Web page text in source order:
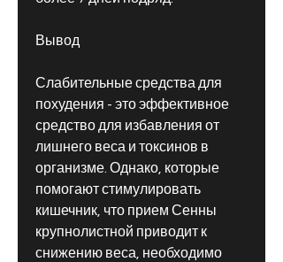
Вывод
Слабительные средства для
похудения - это эффективное
средство для избавления от
лишнего веса и токсинов в
организме. Однако, которые
помогают стимулировать
кишечник, что прием Сенны
крупнолистной приводит к
снижению веса, необходимо